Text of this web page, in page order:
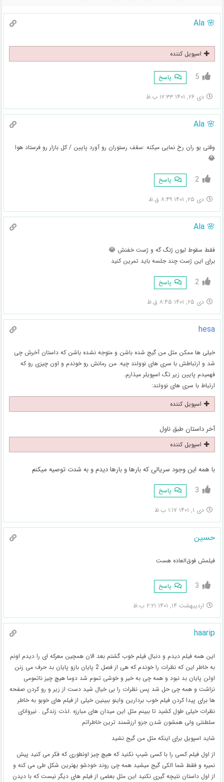
🌸 Ala
اسپویل کننده
5 پاسخ
دی ۲۶, ۱۴۰۱ ۱۲:۳۳ ب.ظ
🌸 Ala
وقتی یو ران رخ نمایی میکنه :سقف رستوران رو آورد پایین / کل بازار رو فرستاد هوا
😂
2 پاسخ
دی ۲۵, ۱۴۰۱ ۸:۴۹ ق.ظ
🌸 Ala
فقط سقوط لیون ژنگ گه و ژست خفنش 😂
برای این ژست چند جلسه باید تمرین کنید
2 پاسخ
دی ۲۵, ۱۴۰۱ ۸:۴۵ ق.ظ
hesa
خیلی ها ممکن مثل من گیج شده باشن و متوجه نشده باشن که داستان آخرش چی
شد و ارتباطش با سری های نوولند چیه. من رمانش رو خوندم و اون چیزی رو که
فهمیدم پایین زیر تگ اسپویلر میذارم.
ارتباط با سری های نوولند:
اسپویل کننده
آخر داستان طبق ناول
اسپویل کننده
با همه این وجود سریالی که بارها و بارها دیدم و به شدت توصیه میکنم
3 پاسخ
دی ۱, ۱۴۰۱ ۱:۱۷ ب.ظ
حسین
فیلمش فوق‌العاده هست
3 پاسخ
اردیبهشت ۱۴, ۱۴۰۱ ۲:۲۱ ب.ظ
haarip
این همه فیلم دیدم و دنبال فیلم خوب گشتم بعد الان همچین معرکه ای را دیدم اونم
به خاطر این که نظرات را خوندم که هی از فصل 2 پایان بازو پایان بد حرف می زنن
اولن پایان بد نبود و همه چی به خیر و خوشی تموم شد دوما هیچ چیز ناتمومی
نزاشت و همه چی حل شد پس نظرات را بی خیال شید دست از زیر و رو کردن صفحه
ها برای پیدا کردن فیلم خوب بردارین واینو ببینین خیلی از فیلم های خوبو به خاطر
نظرات خیلی طول کشید تا ببینم مثل این میدان های مبارزه .لذت زندگی . نیروانای
سلطنتی ولی همشون شدن جزو ارزشمند ترین خاطراتم
شاید اسپویل برای اینکه مثل من گیج نشید
از اول فیلم کسی را با کسی شیپ نکنید که هیچ چیز اونطوری که فکر می کنید پیش
نمیره و فقط شما الکی گیج میشید همه چی روند خودشو بهترین شکل طی می کنه و
از اول داستان نتیچه گیری نکنید این مثل بعضی از فیلم های دیگر نیست که با دیدن